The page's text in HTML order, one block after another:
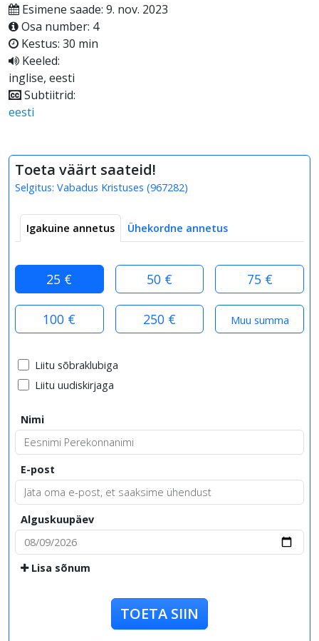
Esimene saade: 9. nov. 2023
Osa number: 4
Kestus: 30 min
Keeled:
inglise, eesti
Subtiitrid:
eesti
Toeta väärt saateid!
Selgitus: Vabadus Kristuses (967282)
Igakuine annetus Ühekordne annetus
25 € 50 € 75 €
100 € 250 €
Liitu sõbraklubiga
Liitu uudiskirjaga
Nimi
E-post
Alguskuupäev
Lisa sõnum
TOETA SIIN